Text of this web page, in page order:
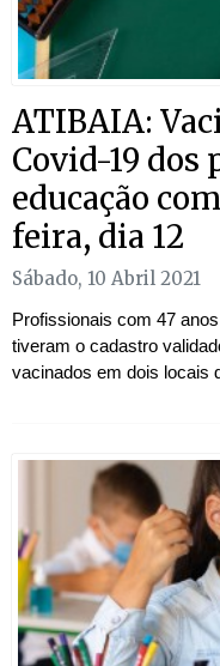
ATIBAIA:
Covid-19 dos
educação
feira, dia 12
Sábado, 10 Abril 2021
Profissionais com 47
tiveram o cadastro
vacinados em dois locais